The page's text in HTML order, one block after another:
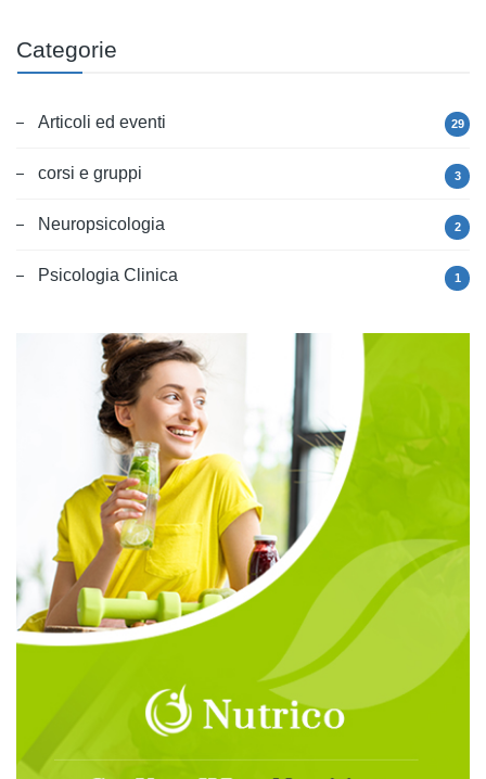
Categorie
Articoli ed eventi 29
corsi e gruppi 3
Neuropsicologia 2
Psicologia Clinica 1